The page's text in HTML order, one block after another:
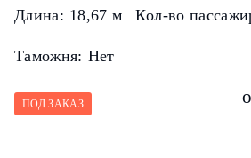
Длина: 18,67 м Кол-во
Таможня: Нет
ПОД ЗАКАЗ